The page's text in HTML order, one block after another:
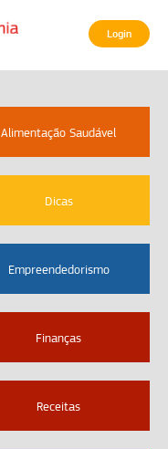
Login
Alimentação Saudável
Dicas
Empreendedorismo
Finanças
Receitas